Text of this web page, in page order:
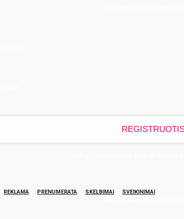
REKLAMA PRENUMERATA SKELBIMAI SVEIKINIMAI